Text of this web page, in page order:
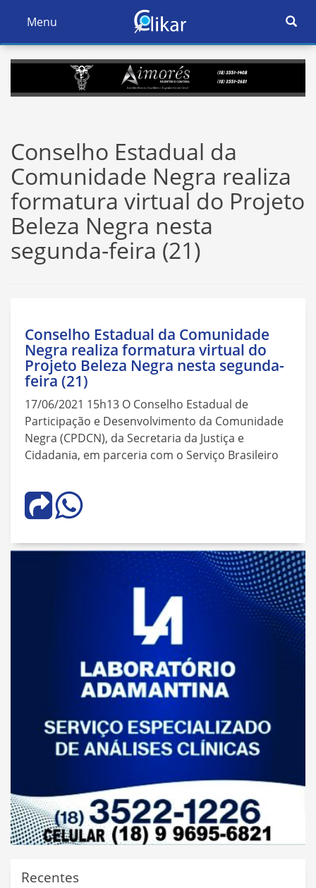
Ativar
Navegação
Menu
Ativar
Conselho Estadual da
Comunidade Negra realiza
formatura virtual do Projeto
Beleza Negra nesta
segunda-feira (21)
Conselho Estadual da Comunidade
Negra realiza formatura virtual do
Projeto Beleza Negra nesta segunda-
feira (21)
17/06/2021 15h13 O Conselho Estadual de
Participação e Desenvolvimento da Comunidade
Negra (CPDCN), da Secretaria da Justiça e
Cidadania, em parceria com o Serviço Brasileiro
Recentes